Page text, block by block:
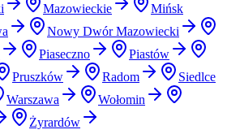
Mazowieckie
Mińsk
Nowy Dwór Mazowiecki
Piaseczno
Piastów
Pruszków Radom
Siedlce
Warszawa
Wołomin
Żyrardów